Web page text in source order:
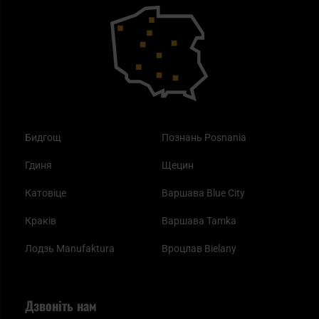
Бидгощ
Гдиня
Катовіце
Краків
Лодзь Manufaktura
Познань Posnania
Щецин
Варшава Blue City
Варшава Tamka
Вроцлав Bielany
Як працює маска від смогу?
Найкращі спальні мішки на осінь
Дзвоніть нам